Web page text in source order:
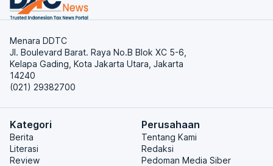
Menara DDTC
Jl. Boulevard Barat. Raya No.B Blok XC 5-6,
Kelapa Gading, Kota Jakarta Utara, Jakarta
14240
(021) 29382700
Kategori
Berita
Literasi
Review
Perusahaan
Tentang Kami
Redaksi
Pedoman Media Siber